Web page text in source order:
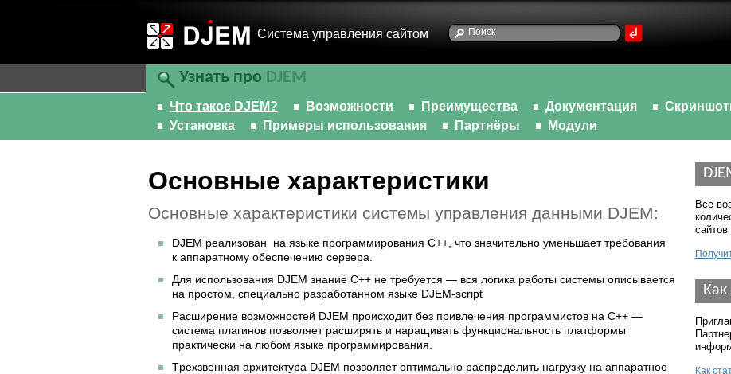
Cистема управления сайтом
Узнать про DJEM
Что такое DJEM? Возможности Преимущества Документация
Установка
Примеры использования Партнёры Модули
Основные характеристики
Основные характеристики системы управления данными DJEM:
DJEM реализован на языке программирования C++, что значительно уменьшает требования
к аппаратному обеспечению сервера.
Для использования DJEM знание C++ не требуется — вся логика работы системы описывается
на простом, специально разработанном языке DJEM-script
Расширение возможностей DJEM происходит без привлечения программистов на C++ —
система плагинов позволяет расширять и наращивать функциональность платформы
практически на любом языке программирования.
Tрехзвенная архитектура DJEM позволяет оптимально распределить нагрузку на аппаратное
Все
Как
Как